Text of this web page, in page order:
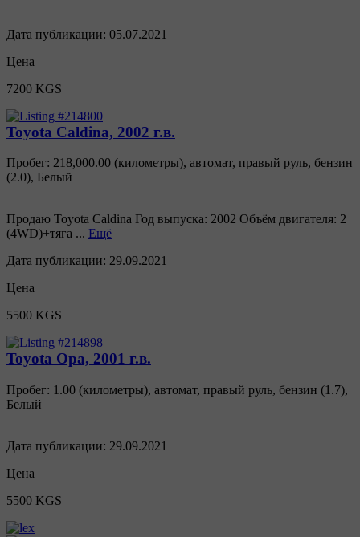
Дата публикации: 05.07.2021
Цена
7200 KGS
Toyota Caldina, 2002 г.в.
Пробег: 218,000.00 (километры), автомат, правый руль, бензин
(2.0), Белый
Продаю Toyota Caldina Год выпуска: 2002 Объём двигателя: 2
(4WD)+тяга ... Ещё
Дата публикации: 29.09.2021
Цена
5500 KGS
Toyota Opa, 2001 г.в.
Пробег: 1.00 (километры), автомат, правый руль, бензин (1.7),
Белый
Дата публикации: 29.09.2021
Цена
5500 KGS